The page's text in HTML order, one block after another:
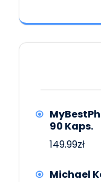
90 Kaps.
149.99zł
Michael